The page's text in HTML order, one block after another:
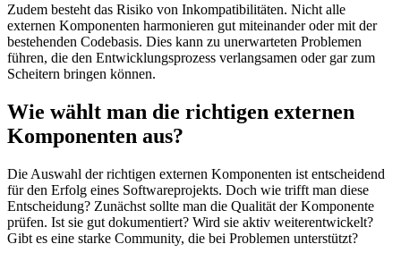
Zudem besteht das Risiko von Inkompatibilitäten. Nicht alle
externen Komponenten harmonieren gut miteinander oder mit der
bestehenden Codebasis. Dies kann zu unerwarteten Problemen
führen, die den Entwicklungsprozess verlangsamen oder gar zum
Scheitern bringen können.
Wie wählt man die richtigen externen
Komponenten aus?
Die Auswahl der richtigen externen Komponenten ist entscheidend
für den Erfolg eines Softwareprojekts. Doch wie trifft man diese
Entscheidung? Zunächst sollte man die Qualität der Komponente
prüfen. Ist sie gut dokumentiert? Wird sie aktiv weiterentwickelt?
Gibt es eine starke Community, die bei Problemen unterstützt?